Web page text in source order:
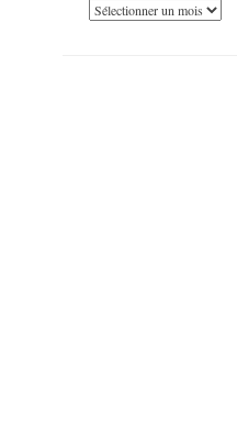
Archives